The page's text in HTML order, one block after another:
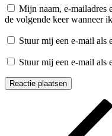
Mijn naam, e-mailadres
de volgende keer wanneer
Stuur mij een e-mail als
Stuur mij een e-mail als
Berichtnavigatie